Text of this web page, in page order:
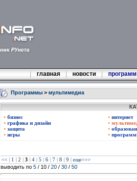
главная новости
Программы> мультимедиа
• бизнес
• графика и дизайн
• защита
• игры
• интернет
•
•
•
<<| 1 2 3 4 5 6 7 8 9 еще>>>
выводить по 5/ 10 / 20/ 30/ 50